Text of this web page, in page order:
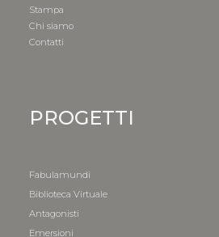
Stampa
Chi siamo
Contatti
PROGETTI
Fabulamundi
Biblioteca Virtuale
Antagonisti
Emersioni